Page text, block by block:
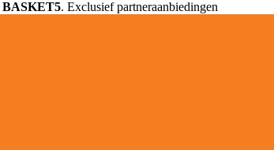
BASKET5. Exclusief partneraanbiedingen